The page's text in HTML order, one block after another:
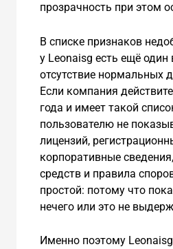
прозрачность при этом
В списке признаков
у Leonaisg есть ещё
отсутствие нормальных
Если компания
года и имеет такой
пользователю не
лицензий,
корпоративные
средств и правила
простой: потому что
нечего или это не
Именно поэтому